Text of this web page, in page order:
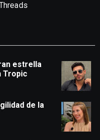
estrella
Tropic
de la